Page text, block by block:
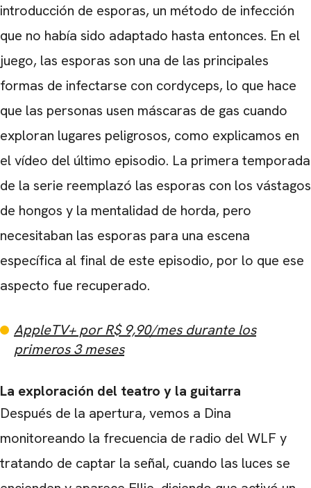
introducción de esporas, un método de infección
que no había sido adaptado hasta entonces. En el
juego, las esporas son una de las principales
formas de infectarse con cordyceps, lo que hace
que las personas usen máscaras de gas cuando
exploran lugares peligrosos, como explicamos en
el vídeo del último episodio. La primera temporada
de la serie reemplazó las esporas con los vástagos
de hongos y la mentalidad de horda, pero
necesitaban las esporas para una escena
específica al final de este episodio, por lo que ese
aspecto fue recuperado.
AppleTV+ por R$ 9,90/mes durante los
primeros 3 meses
La exploración del teatro y la guitarra
Después de la apertura, vemos a Dina
monitoreando la frecuencia de radio del WLF y
tratando de captar la señal, cuando las luces se